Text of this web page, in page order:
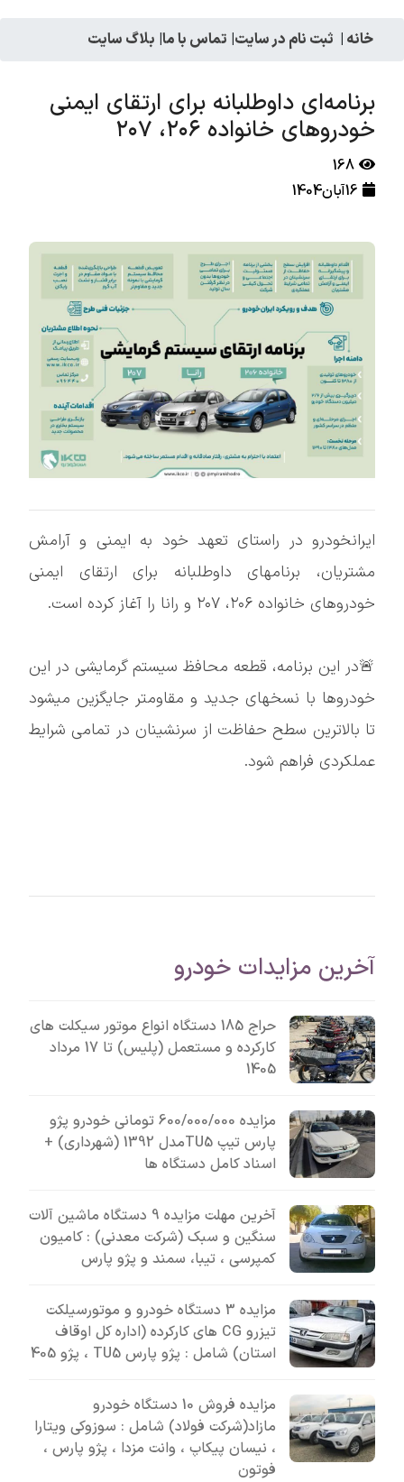
خانه | ثبت نام در سایت| تماس با ما| بلاگ سایت
برنامه‌ای داوطلبانه برای ارتقای ایمنی
خودروهای خانواده ۲۰۶، ۲۰۷
168
16آبان1404
ایرانخودرو در راستای تعهد خود به ایمنی و آرامش
مشتریان، برنامهای داوطلبانه برای ارتقای ایمنی
خودروهای خانواده ۲۰۶، ۲۰۷ و رانا را آغاز کرده است.
🚨در این برنامه، قطعه محافظ سیستم گرمایشی در این
خودروها با نسخهای جدید و مقاومتر جایگزین میشود
تا بالاترین سطح حفاظت از سرنشینان در تمامی شرایط
عملکردی فراهم شود.
آخرین مزایدات خودرو
حراج 185 دستگاه انواع موتور سیکلت های
کارکرده و مستعمل (پلیس) تا 17 مرداد
1405
مزایده 600/000/000 تومانی خودرو پژو
پارس تیپ TU5مدل 1392 (شهرداری) +
اسناد کامل دستگاه ها
آخرین مهلت مزایده 9 دستگاه ماشین آلات
سنگین و سبک (شرکت معدنی) : کامیون
کمپرسی ، تیبا، سمند و پژو پارس
مزایده 3 دستگاه خودرو و موتورسیلکت
تیزرو CG های کارکرده (اداره کل اوقاف
استان) شامل : پژو پارس TU5 ، پژو 405
مزایده فروش 10 دستگاه خودرو
مازاد(شرکت فولاد) شامل : سوزوکی ویتارا
، نیسان پیکاپ ، وانت مزدا ، پژو پارس ،
فوتون